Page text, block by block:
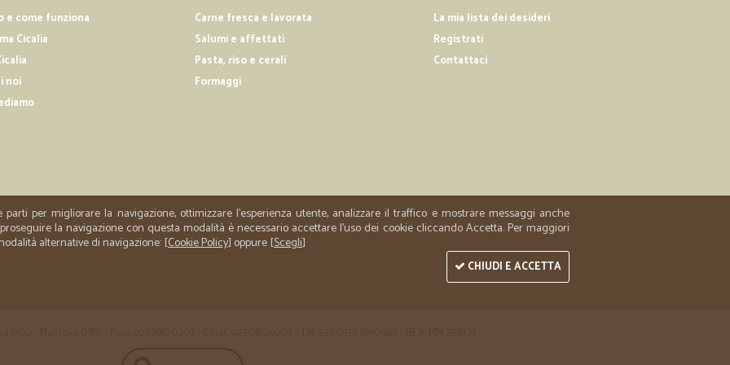
e come funziona
Cicalia
noi
Carne fresca e lavorata
Salumi e affettati
Pasta, riso e cerali
Formaggi
La mia lista dei desideri
Registrati
Contattaci
per migliorare la navigazione, ottimizzare l'esperienza utente, analizzare il traffico e mostrare messaggi anche
la navigazione con questa modalità è necessario accettare l'uso dei cookie cliccando Accetta. Per maggiori
alternative di navigazione: [Cookie Policy] oppure [Scegli]
CHIUDI E ACCETTA